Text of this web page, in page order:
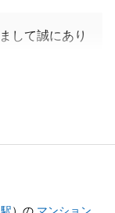
して誠にあり
させて頂きま
。